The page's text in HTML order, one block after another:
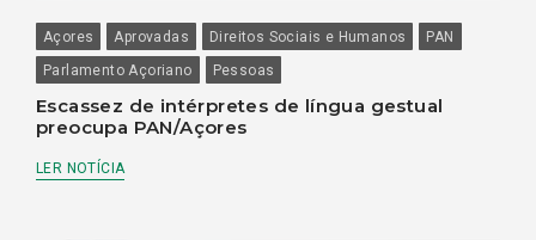
Açores Aprovadas Direitos Sociais e Humanos
PAN
Parlamento Açoriano
Pessoas
Escassez de intérpretes de língua gestual
preocupa PAN/Açores
LER NOTÍCIA